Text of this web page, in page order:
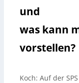
und
was kann
vorstellen?
Koch: Auf der